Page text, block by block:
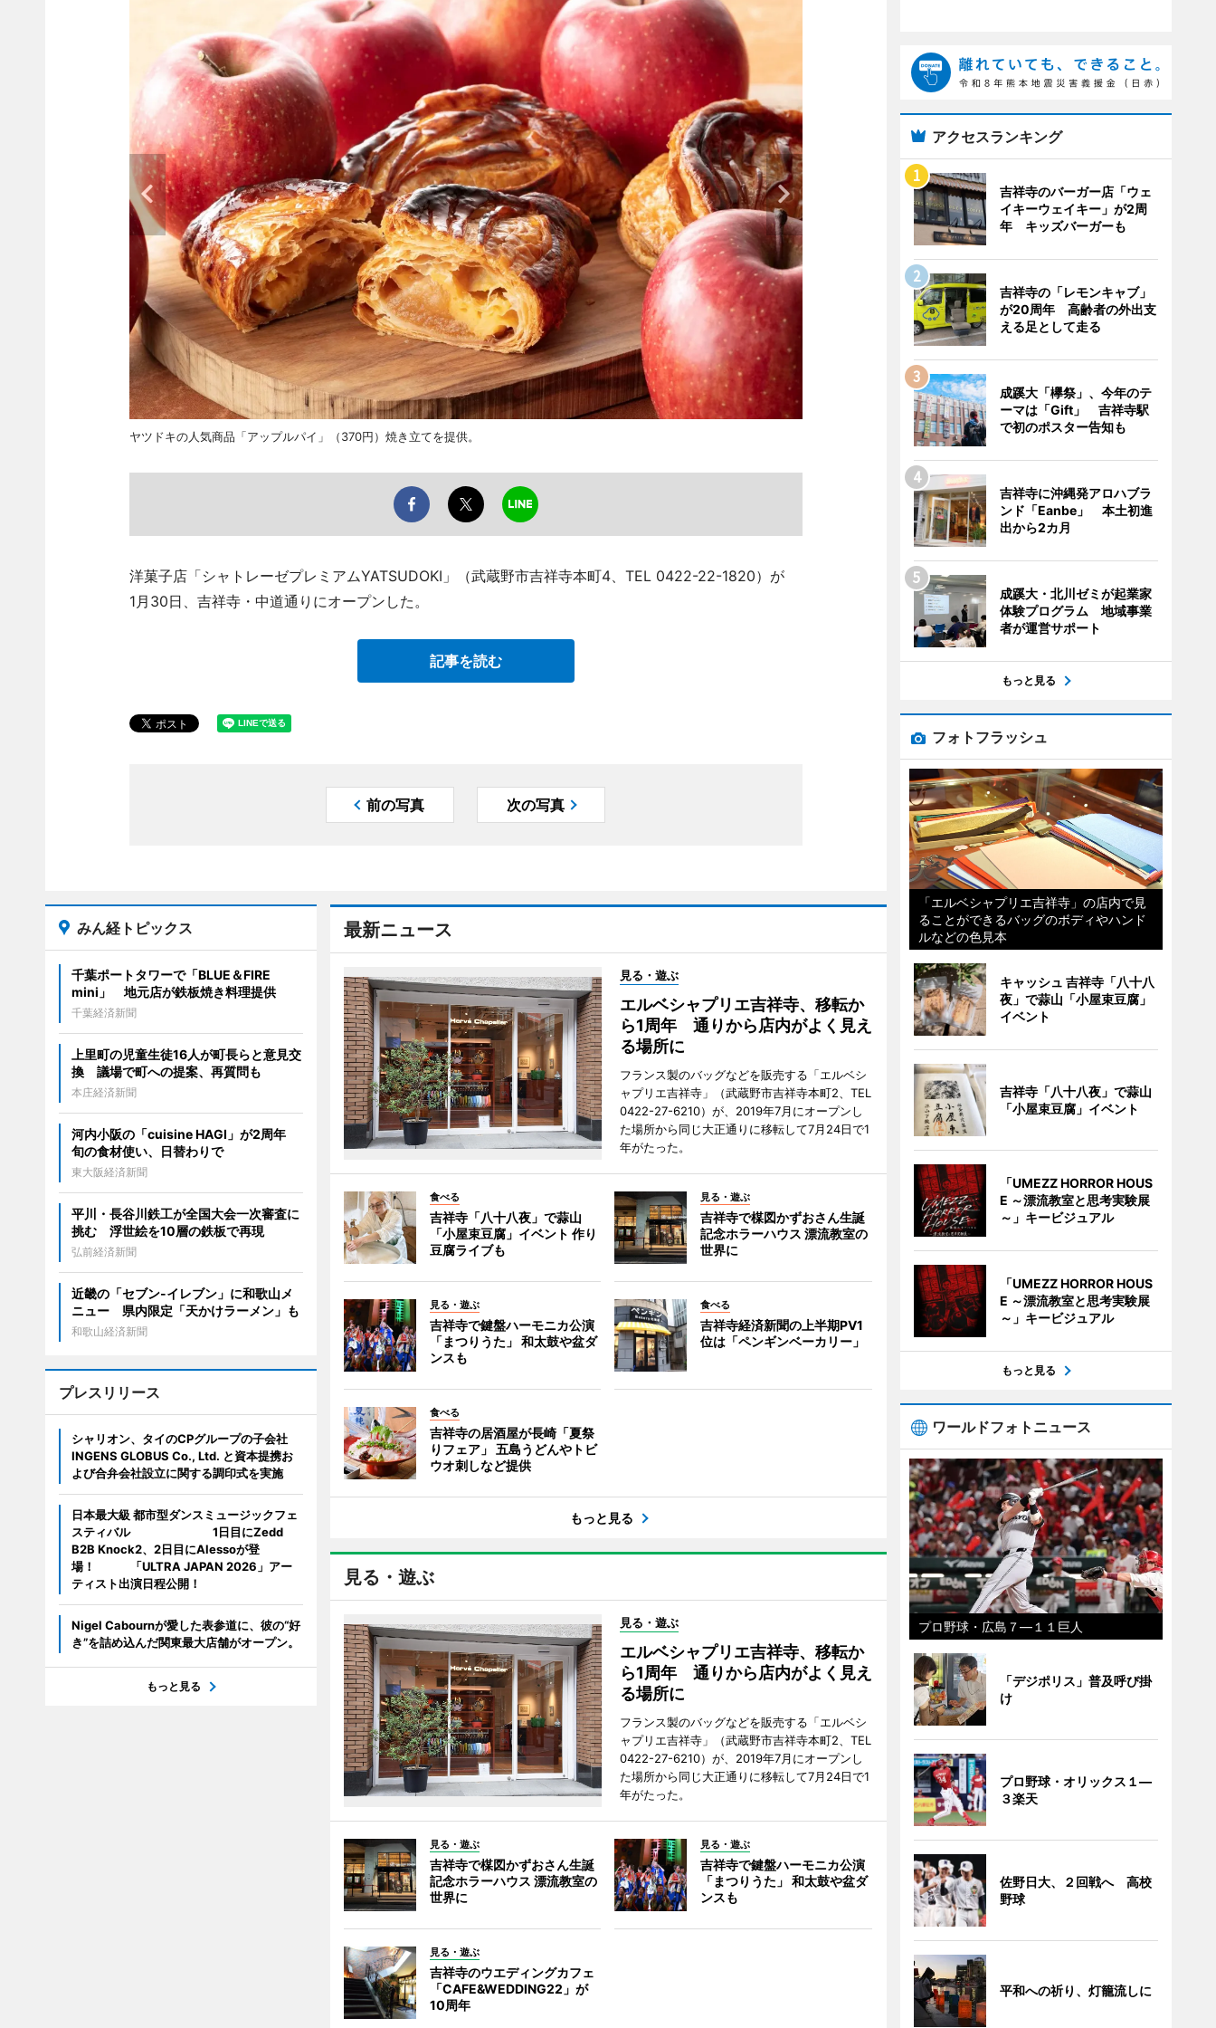
ヤツドキの人気商品「アップルパイ」（370円）焼き立てを提供。
洋菓子店「シャトレーゼプレミアムYATSUDOKI」（武蔵野市吉祥寺本町4、TEL 0422-22-1820）が
1月30日、吉祥寺・中道通りにオープンした。
記事を読む
前の写真 次の写真
最新ニュース
見る・遊ぶ
エルベシャプリエ吉祥寺、移転か
ら1周年 通りから店内がよく見え
る場所に
フランス製のバッグなどを販売する「エルベシ
ャプリエ吉祥寺」（武蔵野市吉祥寺本町2、TEL
0422-27-6210）が、2019年7月にオープンし
た場所から同じ大正通りに移転して7月24日で1
年がたった。
食べる
吉祥寺「八十八夜」で蒜山
「小屋束豆腐」イベント 作り
豆腐ライブも
見る・遊ぶ
吉祥寺で楳図かずおさん生誕
記念ホラーハウス 漂流教室の
世界に
見る・遊ぶ
吉祥寺で鍵盤ハーモニカ公演
「まつりうた」 和太鼓や盆ダ
ンスも
食べる
吉祥寺経済新聞の上半期PV1
位は「ペンギンベーカリー」
食べる
吉祥寺の居酒屋が長崎「夏祭
りフェア」 五島うどんやトビ
ウオ刺しなど提供
もっと見る
見る・遊ぶ
見る・遊ぶ
エルベシャプリエ吉祥寺、移転か
ら1周年 通りから店内がよく見え
る場所に
フランス製のバッグなどを販売する「エルベシ
ャプリエ吉祥寺」（武蔵野市吉祥寺本町2、TEL
0422-27-6210）が、2019年7月にオープンし
た場所から同じ大正通りに移転して7月24日で1
年がたった。
見る・遊ぶ
吉祥寺で楳図かずおさん生誕
記念ホラーハウス 漂流教室の
世界に
見る・遊ぶ
吉祥寺で鍵盤ハーモニカ公演
「まつりうた」 和太鼓や盆ダ
ンスも
見る・遊ぶ
吉祥寺のウエディングカフェ
「CAFE&WEDDING22」が
10周年
みん経トピックス
千葉ポートタワーで「BLUE＆FIRE
mini」 地元店が鉄板焼き料理提供
千葉経済新聞
上里町の児童生徒16人が町長らと意見交
換 議場で町への提案、再質問も
本庄経済新聞
河内小阪の「cuisine HAGI」が2周年
旬の食材使い、日替わりで
東大阪経済新聞
平川・長谷川鉄工が全国大会一次審査に
挑む 浮世絵を10層の鉄板で再現
弘前経済新聞
近畿の「セブン-イレブン」に和歌山メ
ニュー 県内限定「天かけラーメン」も
和歌山経済新聞
プレスリリース
シャリオン、タイのCPグループの子会社
INGENS GLOBUS Co., Ltd. と資本提携お
よび合弁会社設立に関する調印式を実施
日本最大級 都市型ダンスミュージックフェ
スティバル 1日目にZedd
B2B Knock2、2日目にAlessoが登
場！ 「ULTRA JAPAN 2026」アー
ティスト出演日程公開！
Nigel Cabournが愛した表参道に、彼の“好
き”を詰め込んだ関東最大店舗がオープン。
もっと見る
アクセスランキング
吉祥寺のバーガー店「ウェ
イキーウェイキー」が2周
年 キッズバーガーも
吉祥寺の「レモンキャブ」
が20周年 高齢者の外出支
える足として走る
成蹊大「欅祭」、今年のテ
ーマは「Gift」 吉祥寺駅
で初のポスター告知も
吉祥寺に沖縄発アロハブラ
ンド「Eanbe」 本土初進
出から2カ月
成蹊大・北川ゼミが起業家
体験プログラム 地域事業
者が運営サポート
もっと見る
フォトフラッシュ
「エルベシャプリエ吉祥寺」の店内で見
ることができるバッグのボディやハンド
ルなどの色見本
キャッシュ 吉祥寺「八十八
夜」で蒜山「小屋束豆腐」
イベント
吉祥寺「八十八夜」で蒜山
「小屋束豆腐」イベント
「UMEZZ HORROR HOUS
E ～漂流教室と思考実験展
～」キービジュアル
「UMEZZ HORROR HOUS
E ～漂流教室と思考実験展
～」キービジュアル
もっと見る
ワールドフォトニュース
プロ野球・広島７―１１巨人
「デジポリス」普及呼び掛
け
プロ野球・オリックス１―
３楽天
佐野日大、２回戦へ 高校
野球
平和への祈り、灯籠流しに